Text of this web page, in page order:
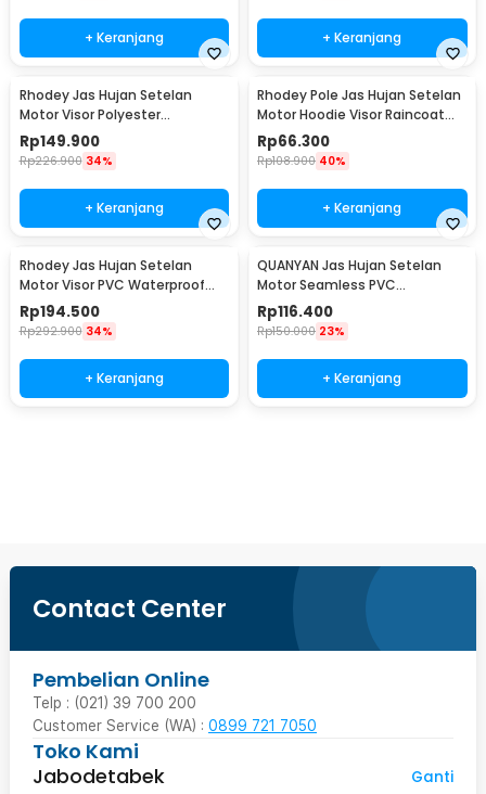
+ Keranjang + Keranjang
Rhodey Jas Hujan Setelan
Motor Visor Polyester
Waterproof Raincoat L - ZY-85
Rp149.900
Rp226.900 34%
+ Keranjang
Rhodey Pole Jas Hujan Setelan
Motor Hoodie Visor Raincoat
Waterproof XXXXL - ZY-10
Rp66.300
Rp108.900 40%
+ Keranjang
Rhodey Jas Hujan Setelan
Motor Visor PVC Waterproof
Raincoat XL - ZY-12
Rp194.500
Rp292.900 34%
+ Keranjang
QUANYAN Jas Hujan Setelan
Motor Seamless PVC
Waterproof Raincoat XL - ZY-
20
Rp116.400
Rp150.000 23%
+ Keranjang
Contact Center
Pembelian Online
Telp : (021) 39 700 200
Customer Service (WA) : 0899 721 7050
Toko Kami
Jabodetabek
Ganti